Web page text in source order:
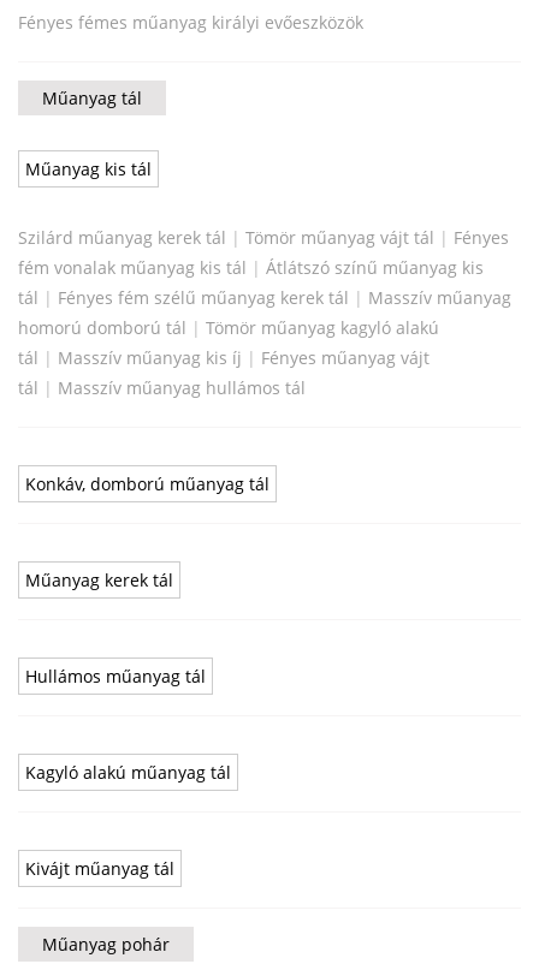
Fényes fémes műanyag királyi evőeszközök
Műanyag tál
Műanyag kis tál
Szilárd műanyag kerek tál | Tömör műanyag vájt tál | Fényes
fém vonalak műanyag kis tál | Átlátszó színű műanyag kis
tál | Fényes fém szélű műanyag kerek tál | Masszív műanyag
homorú domború tál | Tömör műanyag kagyló alakú
tál | Masszív műanyag kis íj | Fényes műanyag vájt
tál | Masszív műanyag hullámos tál
Konkáv, domború műanyag tál
Műanyag kerek tál
Hullámos műanyag tál
Kagyló alakú műanyag tál
Kivájt műanyag tál
Műanyag pohár